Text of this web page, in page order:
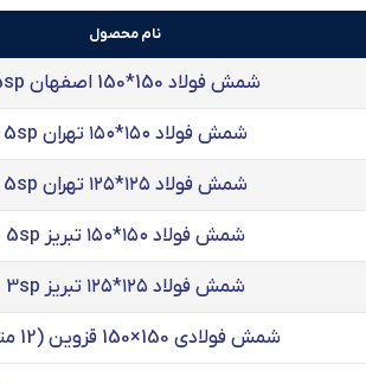
نام محصول
شمش فولاد 150*150 اصفهان 5sp
شمش فولاد ۱۵۰*۱۵۰ تهران 5sp
شمش فولاد ۱۲۵*۱۲۵ تهران 5sp
شمش فولاد ۱۵۰*۱۵۰ تبریز 5sp
شمش فولاد ۱۲۵*۱۲۵ تبریز 3sp
شمش فولادی 150×150 قزوین (12 متری)